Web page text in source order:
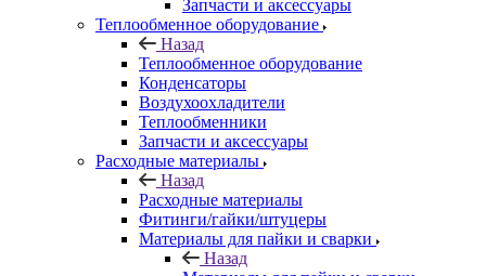
Запчасти и аксессуары
Теплообменное оборудование
Назад
Теплообменное оборудование
Конденсаторы
Воздухоохладители
Теплообменники
Запчасти и аксессуары
Расходные материалы
Назад
Расходные материалы
Фитинги/гайки/штуцеры
Материалы для пайки и сварки
Назад